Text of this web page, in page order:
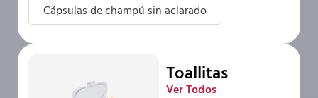
Cápsulas de champú sin aclarado
Toallitas
Ver Todos